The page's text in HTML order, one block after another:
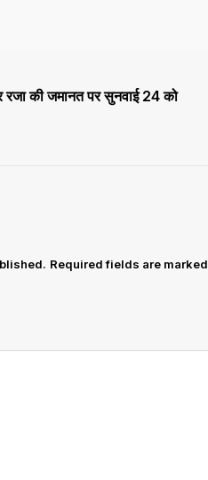
प्रक्रिया
गठित
की जमानत पर सुनवाई 24 को
Required fields are marked